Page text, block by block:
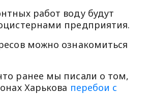
работ воду будут
предприятия.
можно ознакомиться
ранее мы писали о том,
Харькова перебои с